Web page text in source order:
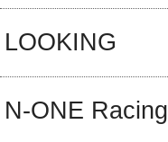
LOOKING
N-ONE Racing